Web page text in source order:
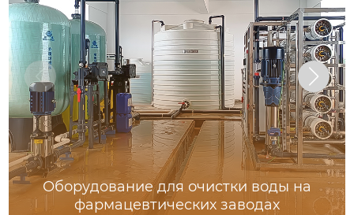
Оборудование для очистки воды на
фармацевтических заводах